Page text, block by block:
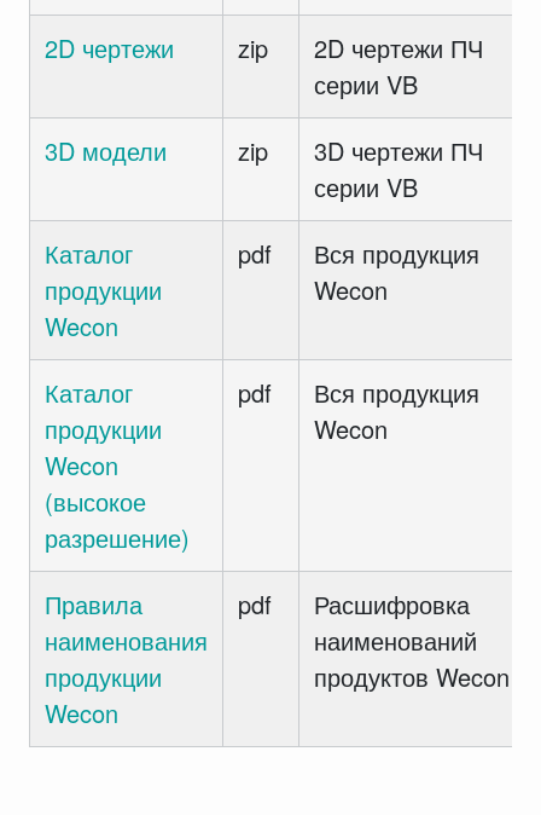
2D чертежи zip
2D чертежи ПЧ
серии VB
3D модели
zip
3D чертежи ПЧ
серии VB
Каталог
продукции
Wecon
pdf
Вся продукция
Wecon
Каталог
продукции
Wecon
(высокое
разрешение)
pdf
Вся продукция
Wecon
Правила
наименования
продукции
Wecon
pdf
Расшифровка
наименований
продуктов Wecon